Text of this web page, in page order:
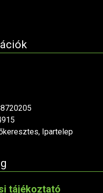
Ipartelep
tájékoztató